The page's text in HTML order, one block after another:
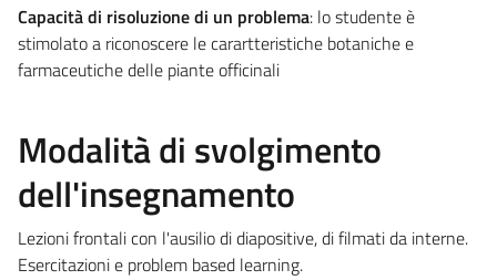
Capacità di risoluzione di un problema: lo studente è
stimolato a riconoscere le carartteristiche botaniche e
farmaceutiche delle piante officinali
Modalità di svolgimento
dell'insegnamento
Lezioni frontali con l'ausilio di diapositive, di filmati da interne.
Esercitazioni e problem based learning.